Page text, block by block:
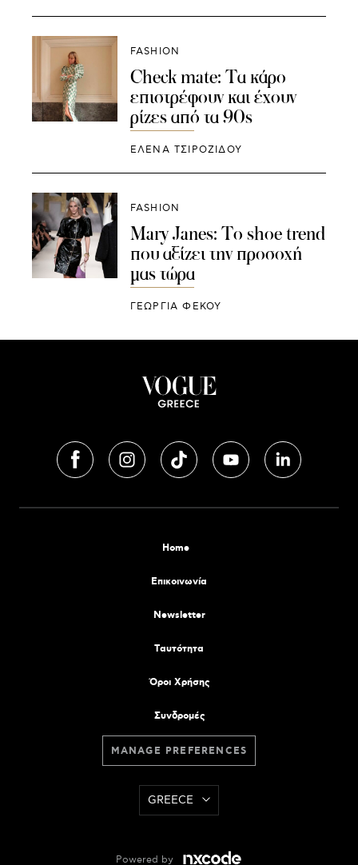
FASHION
Check mate: Τα κάρο
επιστρέφουν και έχουν
ρίζες από τα 90s
ΈΛΕΝΑ ΤΣΙΡΟΖΊΔΟΥ
FASHION
Mary Janes: To shoe trend
που αξίζει την προσοχή
μας τώρα
ΓΕΩΡΓΙΑ ΦΕΚΟΥ
Home
Επικοινωνία
Newsletter
Tαυτότητα
Όροι Χρήσης
Συνδρομές
MANAGE PREFERENCES
GREECE
Powered by